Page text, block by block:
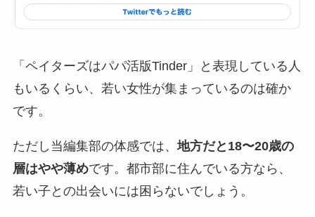
「ペイターズはパパ活版Tinder」と表現している人
もいるくらい、若い女性が集まっているのは確か
です。
ただし当編集部の体感では、地方だと18〜20歳の
層はやや薄めです。都市部に住んでいる方なら、
若い子との出会いには困らないでしょう。